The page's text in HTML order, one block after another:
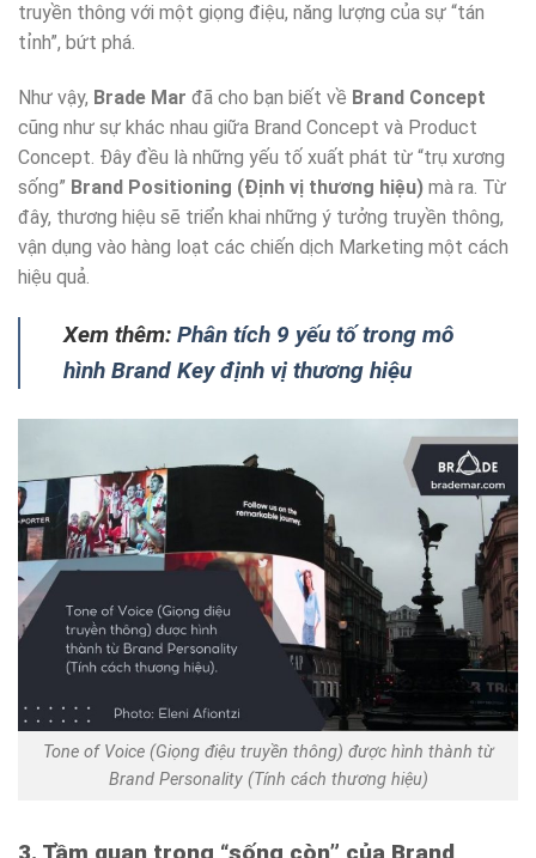
truyền thông với một giọng điệu, năng lượng của sự “tán
tỉnh”, bứt phá.
Như vậy, Brade Mar đã cho bạn biết về Brand Concept
cũng như sự khác nhau giữa Brand Concept và Product
Concept. Đây đều là những yếu tố xuất phát từ “trụ xương
sống” Brand Positioning (Định vị thương hiệu) mà ra. Từ
đây, thương hiệu sẽ triển khai những ý tưởng truyền thông,
vận dụng vào hàng loạt các chiến dịch Marketing một cách
hiệu quả.
Xem thêm: Phân tích 9 yếu tố trong mô
hình Brand Key định vị thương hiệu
Tone of Voice (Giọng điệu truyền thông) được hình thành từ
Brand Personality (Tính cách thương hiệu)
3. Tầm quan trọng “sống còn” của Brand